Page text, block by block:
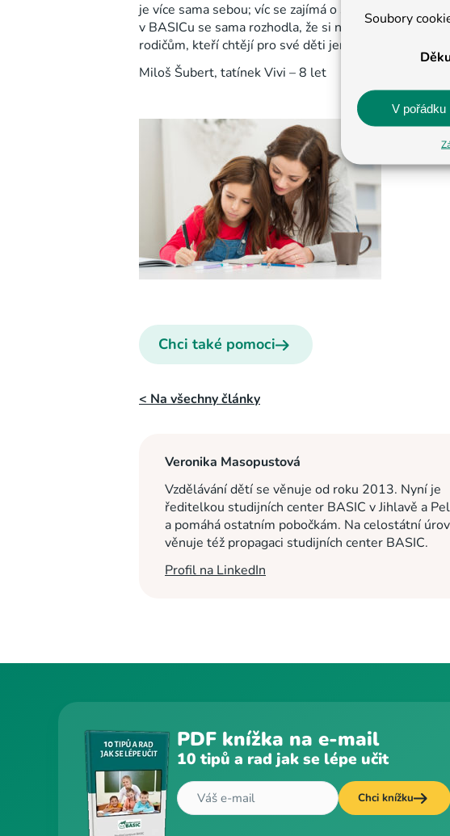
Soubory
V pořádku
je více sama sebou; víc se zajímá o své okolí a sama
v BASICu se sama rozhodla, že si nastuduje kurz
rodičům, kteří chtějí pro své děti jen to nejlepší!“
Miloš Šubert, tatínek Vivi – 8 let
Chci také pomoci
< Na všechny články
Veronika Masopustová
Vzdělávání dětí se věnuje od roku 2013. Nyní je
ředitelkou studijních center BASIC v Jihlavě a
a pomáhá ostatním pobočkám. Na celostátní
věnuje též propagaci studijních center BASIC.
Profil na LinkedIn
PDF knížka na e-mail
10 tipů a rad jak se lépe učit
Chci knížku